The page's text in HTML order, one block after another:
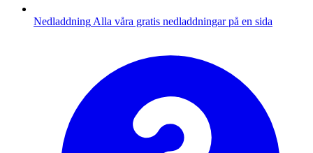
Nedladdning Alla våra gratis nedladdningar på en sida